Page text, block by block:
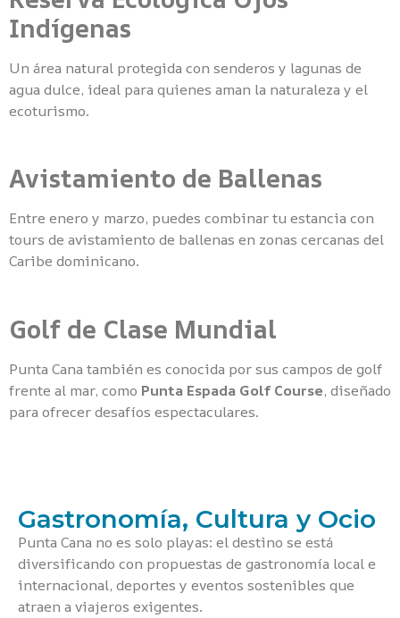
Indígenas
Un área natural protegida con senderos y lagunas de
agua dulce, ideal para quienes aman la naturaleza y el
ecoturismo.
Avistamiento de Ballenas
Entre enero y marzo, puedes combinar tu estancia con
tours de avistamiento de ballenas en zonas cercanas del
Caribe dominicano.
Golf de Clase Mundial
Punta Cana también es conocida por sus campos de golf
frente al mar, como Punta Espada Golf Course, diseñado
para ofrecer desafíos espectaculares.
Gastronomía, Cultura y Ocio
Punta Cana no es solo playas: el destino se está
diversificando con propuestas de gastronomía local e
internacional, deportes y eventos sostenibles que
atraen a viajeros exigentes.